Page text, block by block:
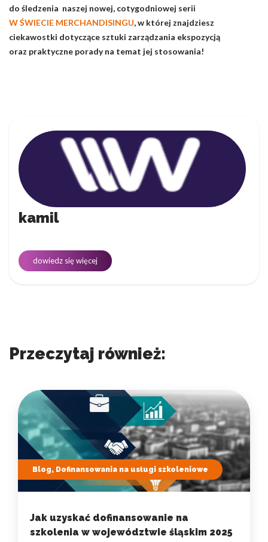
do śledzenia naszej nowej, cotygodniowej serii
W ŚWIECIE MERCHANDISINGU, w której znajdziesz
ciekawostki dotyczące sztuki zarządzania ekspozycją
oraz praktyczne porady na temat jej stosowania!
kamil
dowiedz się więcej
Przeczytaj również:
Blog, Dofinansowania na usługi szkoleniowe
Jak uzyskać dofinansowanie na
szkolenia w województwie śląskim 2025